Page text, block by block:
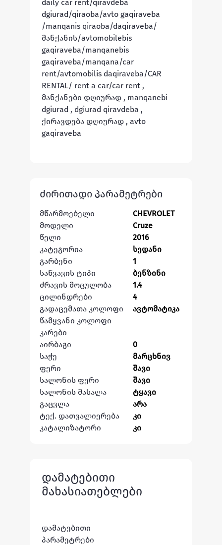
daily car rent/qiravdeba
dgiurad/qiraoba/avto gaqiraveba
/manqanis qiraoba/daqiraveba/
მანქანის/avtomobilebis
gaqiraveba/manqanebis
gaqiraveba/manqana/car
rent/avtomobilis daqiraveba/CAR
RENTAL/ rent a car/car rent ,
მანქანები დღიურად , manqanebi
dgiurad , dgiurad qiravdeba ,
ქირავდება დღიურად , avto
gaqiraveba
ძირითადი პარამეტრები
მწარმოებელი
CHEVROLET
მოდელი
Cruze
წელი
2016
კატეგორია
სედანი
გარბენი
1
საწვავის ტიპი
ბენზინი
ძრავის მოცულობა
1.4
ცილინდრები
4
გადაცემათა კოლოფი
ავტომატიკა
წამყვანი კოლოფი
კარები
აირბაგი
0
საჭე
მარცხნივ
ფერი
შავი
სალონის ფერი
შავი
სალონის მასალა
ტყავი
გაცვლა
არა
ტექ. დათვალიერება
კი
კატალიზატორი
კი
დამატებითი
მახასიათებლები
დამატებითი
პარამეტრები